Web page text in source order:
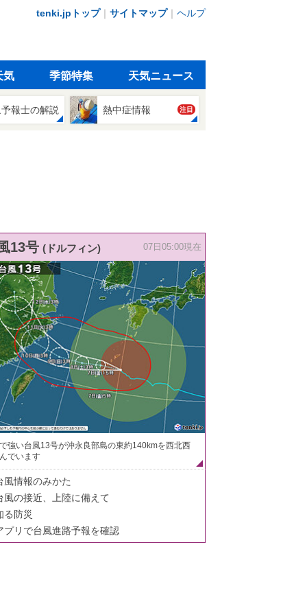
tenki.jpトップ｜ サイトマップ｜ ヘルプ
気 季節特集 天気ニュース
報士の解説 熱中症情報 注目
13号 (ドルフィン) 07日05:00現在
強い台風13号が沖永良部島の東約140kmを西北西
でいます
風情報のみかた
風の接近、上陸に備えて
る防災
プリで台風進路予報を確認